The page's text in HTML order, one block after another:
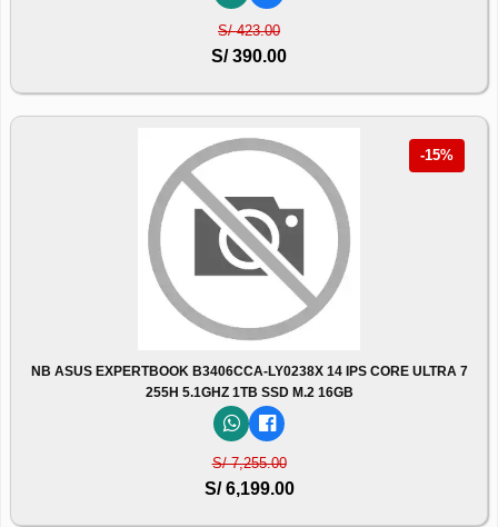
S/ 423.00
S/ 390.00
-15%
NB ASUS EXPERTBOOK B3406CCA-LY0238X 14 IPS CORE ULTRA 7
255H 5.1GHZ 1TB SSD M.2 16GB
S/ 7,255.00
S/ 6,199.00